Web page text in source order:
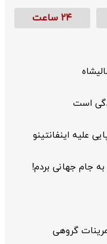
۲۴ ساعت
است
علیه اینفانتینو
جام جهانی بردم!
گروهی